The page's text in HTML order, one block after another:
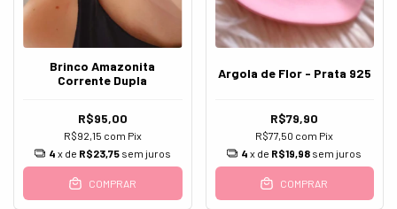
Brinco Amazonita
Corrente Dupla
R$95,00
R$92,15 com Pix
4 x de R$23,75 sem juros
COMPRAR
Argola de Flor - Prata 925
R$79,90
R$77,50 com Pix
4 x de R$19,98 sem juros
COMPRAR